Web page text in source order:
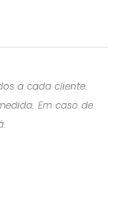
a cada cliente.
Em caso de